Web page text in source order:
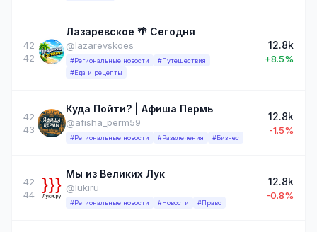
42
42
Лазаревское 🌴 Сегодня
@lazarevskoes
#Региональные новости
#Путешествия
#Еда и рецепты
12.8k
+8.5%
42
43
Куда Пойти? | Афиша Пермь
@afisha_perm59
#Региональные новости #Развлечения #Бизнес
12.8k
-1.5%
42
44
Мы из Великих Лук
@lukiru
#Региональные новости #Новости #Право
12.8k
-0.8%